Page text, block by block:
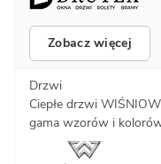
Zobacz więcej
Drzwi
Ciepłe drzwi
gama wzorów i